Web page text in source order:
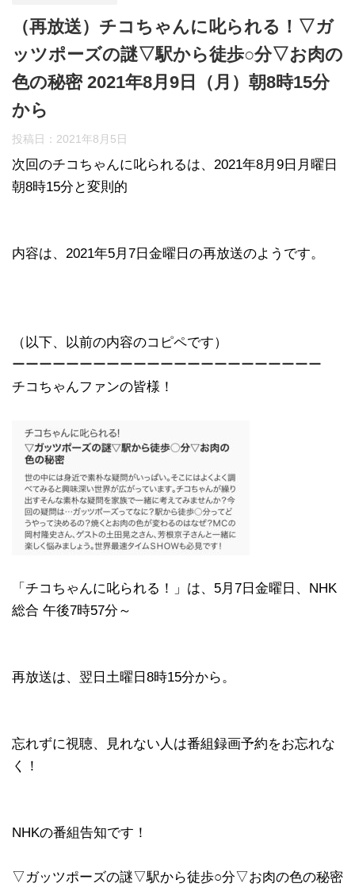
（再放送）チコちゃんに叱られる！▽ガ
ッツポーズの謎▽駅から徒歩○分▽お肉の
色の秘密 2021年8月9日（月）朝8時15分
から
投稿日： 2021年8月5日
次回のチコちゃんに叱られるは、2021年8月9日月曜日
朝8時15分と変則的
内容は、2021年5月7日金曜日の再放送のようです。
（以下、以前の内容のコピペです）
ーーーーーーーーーーーーーーーーーーーーーーー
チコちゃんファンの皆様！
「チコちゃんに叱られる！」​は、5月7日金曜日、NHK
総合 午後7時57分～
再放送は、翌日土曜日8時15分から。
忘れずに視聴、見れない人は番組録画予約をお忘れな
く！
NHKの番組告知です！
▽ガッツポーズの謎▽駅から徒歩○分▽お肉の色の秘密